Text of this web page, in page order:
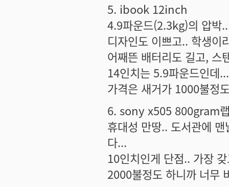
5. ibook 12inch
4.9파운드(2.3kg)의 압박
디자인도 이쁘고.. 학생이
어째뜬 배터리도 길고, 스
14인치는 5.9파운드인데
가격은 새거가 1000불정
6. sony x505 800gram
휴대성 만땅.. 도서관에
다...
10인치인게 단점.. 가장
2000불정도 하니까 너무